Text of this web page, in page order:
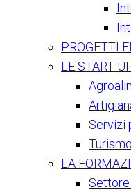
PROGETTI
LE START
Servizi
LA